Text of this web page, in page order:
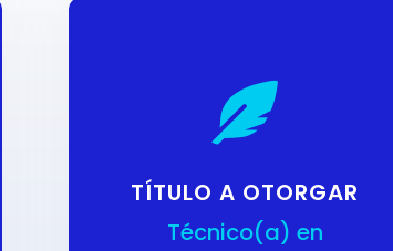

TÍTULO A OTORGAR
Técnico(a) en